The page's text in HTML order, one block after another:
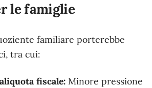
le famiglie
familiare porterebbe
tra cui:
fiscale: Minore pressione